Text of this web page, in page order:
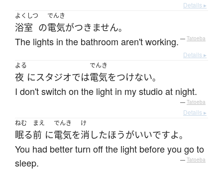
Details ▸
よくしつ
浴室 の
でんき
電気がつきません。
The lights in the bathroom aren't working. — Tatoeba
Details ▸
よる
夜 にスタジオでは
でんき
電気をつけない。
I don't switch on the light in my studio at night.
— Tatoeba
Details ▸
ねむ
眠る
まえ
前 に
でんき
電気を
け
消したほうがいいですよ。
You had better turn off the light before you go to
sleep.
— Tatoeba